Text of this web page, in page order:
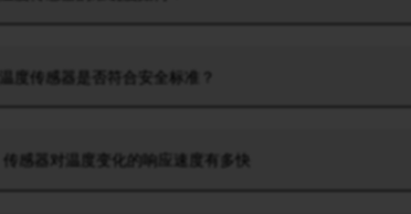
度传感器是否符合安全标准？
传感器对温度变化的响应速度有多快